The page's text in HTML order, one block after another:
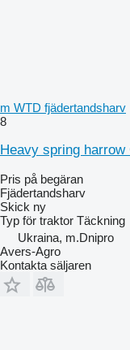
m WTD fjädertandsharv
8
Heavy spring
Pris på begäran
Fjädertandsharv
Skick ny
Typ för traktor Täckning
Ukraina, m.Dnipro
Avers-Agro
Kontakta säljaren